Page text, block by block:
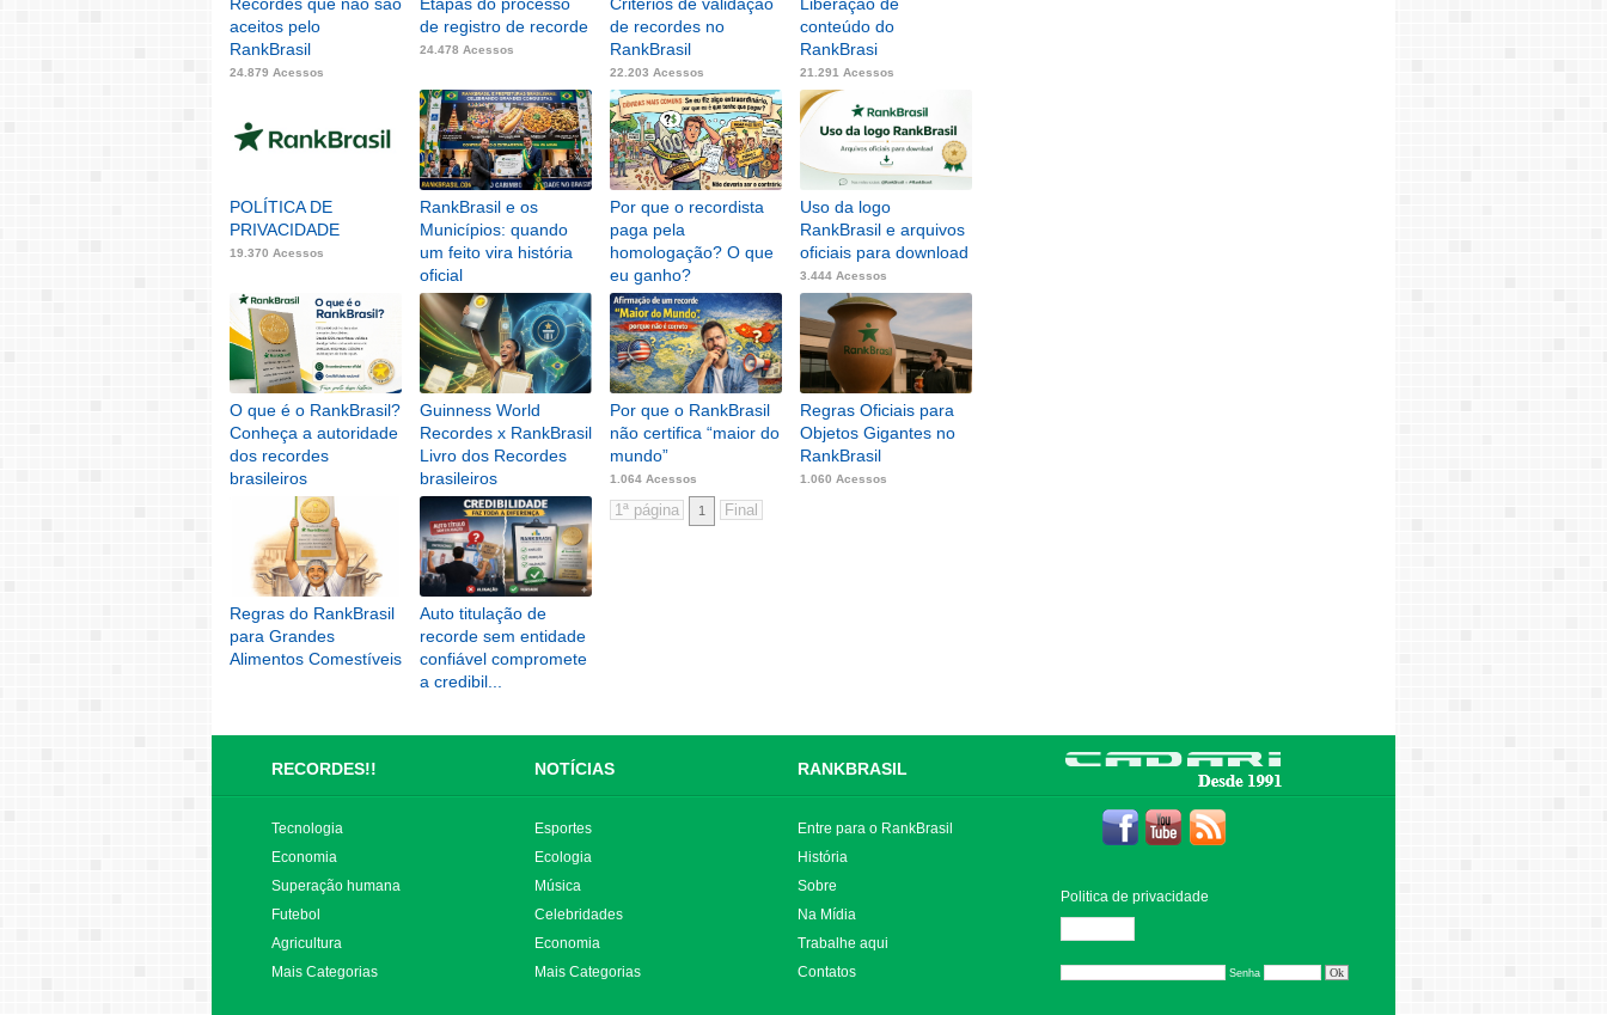
aceitos pelo
RankBrasil
24.879 Acessos
de registro de recorde
24.478 Acessos
de recordes no
RankBrasil
22.203 Acessos
conteúdo do
RankBrasi
21.291 Acessos
POLÍTICA DE
PRIVACIDADE
19.370 Acessos
RankBrasil e os
Municípios: quando
um feito vira história
oficial
4.052 Acessos
Por que o recordista
paga pela
homologação? O que
eu ganho?
3.779 Acessos
Uso da logo
RankBrasil e arquivos
oficiais para download
3.444 Acessos
O que é o RankBrasil?
Conheça a autoridade
dos recordes
brasileiros
3.334 Acessos
Guinness World
Recordes x RankBrasil
Livro dos Recordes
brasileiros
1.585 Acessos
Por que o RankBrasil
não certifica “maior do
mundo”
1.064 Acessos
Regras Oficiais para
Objetos Gigantes no
RankBrasil
1.060 Acessos
Regras do RankBrasil
para Grandes
Alimentos Comestíveis
Auto titulação de
recorde sem entidade
confiável compromete
a credibil...
1
RECORDES!! NOTÍCIAS RANKBRASIL
Tecnologia
Economia
Superação humana
Futebol
Agricultura
Mais Categorias
Esportes
Ecologia
Música
Celebridades
Economia
Mais Categorias
Entre para o RankBrasil
História
Sobre
Na Mídia
Trabalhe aqui
Contatos
Politica de privacidade
Senha